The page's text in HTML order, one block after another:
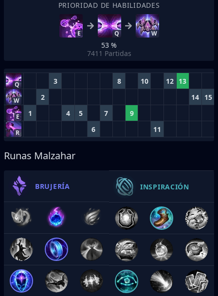
PRIORIDAD DE HABILIDADES
E Q W
53 %
7411 Partidas
Q 3 8 10 12 13
W 2 14 15
E 1 4 5 7 9
R 6 11
Runas Malzahar
BRUJERÍA INSPIRACIÓN